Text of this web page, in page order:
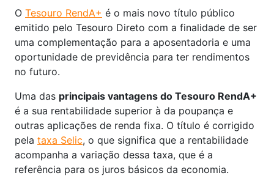
O Tesouro RendA+ é o mais novo título público
emitido pelo Tesouro Direto com a finalidade de ser
uma complementação para a aposentadoria e uma
oportunidade de previdência para ter rendimentos
no futuro.
Uma das principais vantagens do Tesouro RendA+
é a sua rentabilidade superior à da poupança e
outras aplicações de renda fixa. O título é corrigido
pela taxa Selic, o que significa que a rentabilidade
acompanha a variação dessa taxa, que é a
referência para os juros básicos da economia.